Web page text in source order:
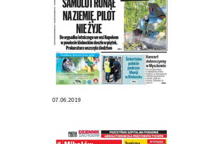
07.06.2019